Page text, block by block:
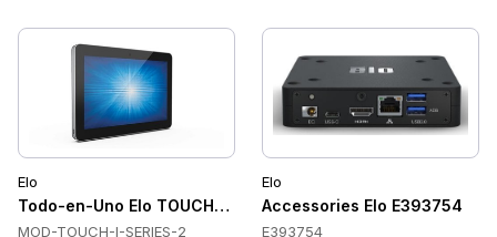
Elo
Todo-en-Uno Elo TOUCH-I-SERIES-2
MOD-TOUCH-I-SERIES-2
Elo
Accessories Elo E393754
E393754